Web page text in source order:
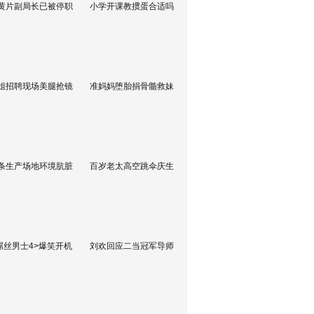
片副局长已被停职 小学开课教掼蛋合适吗
招聘现场美腿抢镜 准妈妈堕胎捐骨髓救妹
生产场地环境肮脏 百岁老太高空跳伞庆生
丝男士4>爆笑开机 刘欢回应二当冠军导师